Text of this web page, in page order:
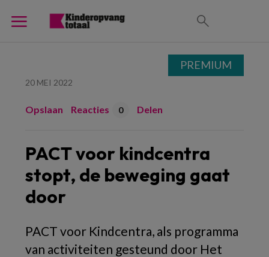
20 MEI 2022
Opslaan Reacties 0 Delen
PACT voor kindcentra
stopt, de beweging gaat
door
PACT voor Kindcentra, als programma
van activiteiten gesteund door Het
PREMIUM